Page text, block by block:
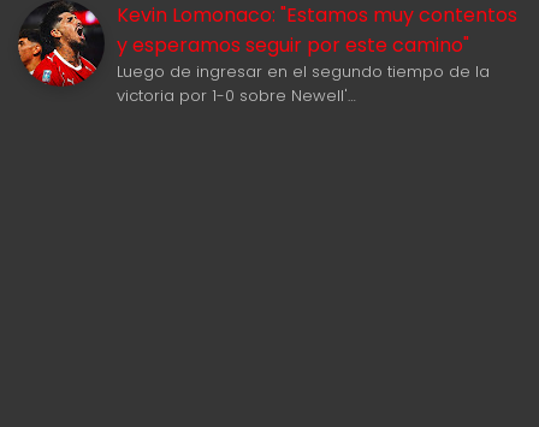
Kevin Lomonaco: "Estamos muy contentos
y esperamos seguir por este camino"
Luego de ingresar en el segundo tiempo de la
victoria por 1-0 sobre Newell'…